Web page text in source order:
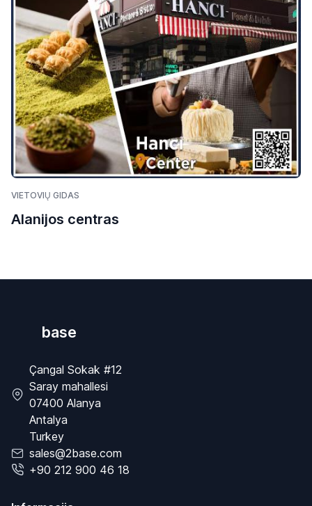
VIETOVIŲ GIDAS
Alanijos centras
base
Çangal Sokak #12
Saray mahallesi
07400 Alanya
Antalya
Turkey
sales@2base.com
+90 212 900 46 18